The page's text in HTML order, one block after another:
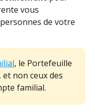
vous
de votre
, le Portefeuille
non ceux des
familial.